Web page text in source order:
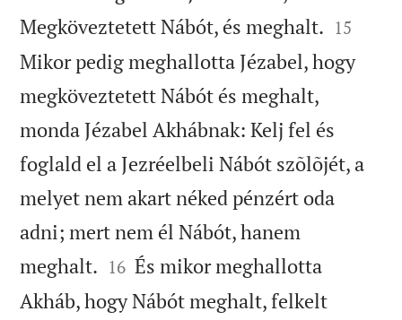
Megköveztetett Nábót, és meghalt. 

15
Mikor pedig meghallotta Jézabel, hogy
megköveztetett Nábót és meghalt,
monda Jézabel Akhábnak: Kelj fel és
foglald el a Jezréelbeli Nábót szõlõjét, a
melyet nem akart néked pénzért oda
adni; mert nem él Nábót, hanem
meghalt. 

16 És mikor meghallotta
Akháb, hogy Nábót meghalt, felkelt